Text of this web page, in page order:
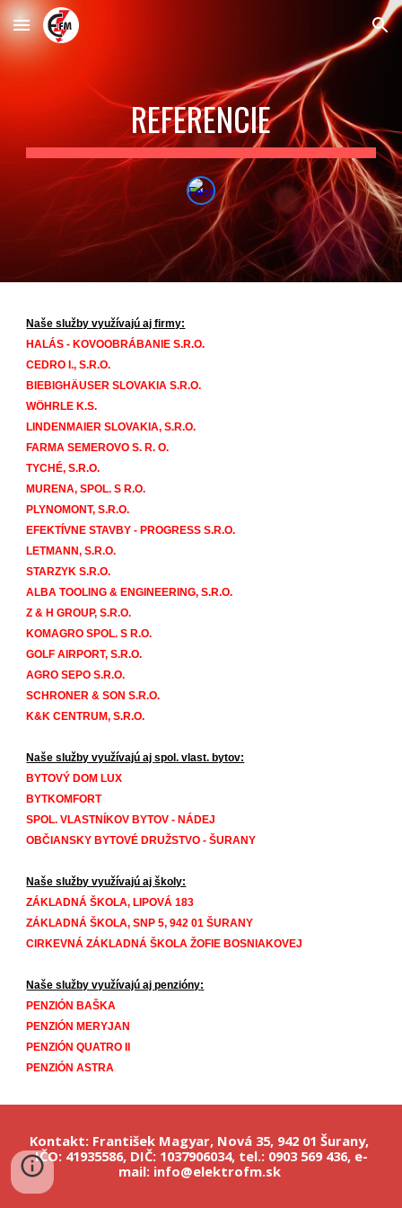
Skip to main content Skip to navigation
REFERENCIE
Naše služby využívajú aj firmy:
HALÁS - KOVOOBRÁBANIE S.R.O.
CEDRO I., S.R.O.
BIEBIGHÄUSER SLOVAKIA S.R.O.
WÖHRLE K.S.
LINDENMAIER SLOVAKIA, S.R.O.
FARMA SEMEROVO S. R. O.
TYCHÉ, S.R.O.
MURENA, SPOL. S R.O.
PLYNOMONT, S.R.O.
EFEKTÍVNE STAVBY - PROGRESS S.R.O.
LETMANN, S.R.O.
STARZYK S.R.O.
ALBA TOOLING & ENGINEERING, S.R.O.
Z & H GROUP, S.R.O.
KOMAGRO SPOL. S R.O.
GOLF AIRPORT, S.R.O.
AGRO SEPO S.R.O.
SCHRONER & SON S.R.O.
K&K CENTRUM, S.R.O.
Naše služby využívajú aj spol. vlast. bytov:
BYTOVÝ DOM LUX
BYTKOMFORT
SPOL. VLASTNÍKOV BYTOV - NÁDEJ
OBČIANSKY BYTOVÉ DRUŽSTVO - ŠURANY
Naše služby využívajú aj školy:
ZÁKLADNÁ ŠKOLA, LIPOVÁ 183
ZÁKLADNÁ ŠKOLA, SNP 5, 942 01 ŠURANY
CIRKEVNÁ ZÁKLADNÁ ŠKOLA ŽOFIE BOSNIAKOVEJ
Naše služby využívajú aj penzióny:
PENZIÓN BAŠKA
PENZIÓN MERYJAN
PENZIÓN QUATRO II
PENZIÓN ASTRA
Kontakt: František Magyar, Nová 35, 942 01 Šurany,
IČO: 41935586, DIČ: 1037906034, tel.: 0903 569 436, e-
mail: info@elektrofm.sk